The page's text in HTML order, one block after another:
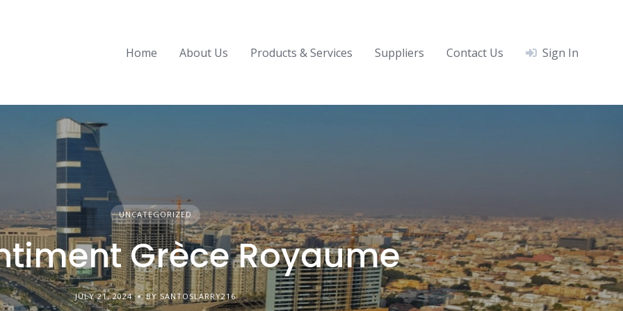
Home About Us Products & Services Suppliers Contact Us Sign In
UNCATEGORIZED
Grèce Royaume
JULY 21, 2024 BY SANTOSLARRY216